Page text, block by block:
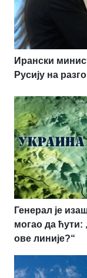
Ирански
Русију на
Генерал је
могао да ћути:
ове линије?“